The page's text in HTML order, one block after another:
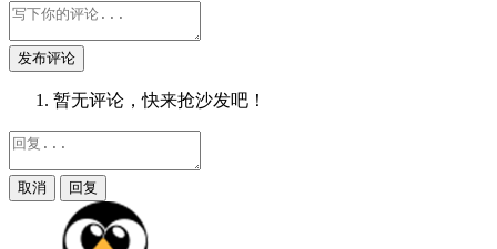
发布评论
暂无评论，快来抢沙发吧！
取消 回复